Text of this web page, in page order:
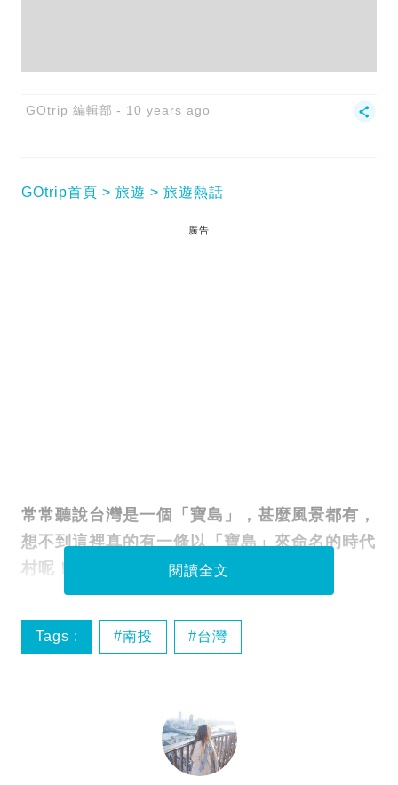
GOtrip 編輯部 10 years ago
GOtrip首頁 旅遊 旅遊熱話
廣告
常常聽說台灣是一個「寶島」，甚麼風景都有，
想不到這裡真的有一條以「寶島」來命名的時代
村呢！
閱讀全文
Tags : 南投 台灣